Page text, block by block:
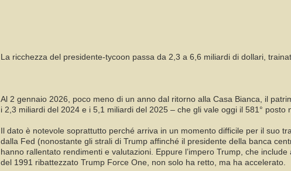
La ricchezza del presidente-tycoon passa da 2,3 a 6,6 miliardi di dollari,
Al 2 gennaio 2026, poco meno di un anno dal ritorno alla Casa Bianca, il
i 2,3 miliardi del 2024 e i 5,1 miliardi del 2025 – che gli vale oggi il 581° posto
Il dato è notevole soprattutto perché arriva in un momento difficile per il suo
dalla Fed (nonostante gli strali di Trump affinché il presidente della banca
hanno rallentato rendimenti e valutazioni. Eppure l’impero Trump, che
del 1991 ribattezzato Trump Force One, non solo ha retto, ma ha accelerato.